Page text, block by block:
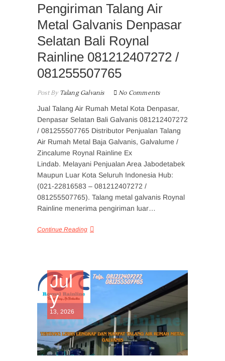
Pengiriman Talang Air
Metal Galvanis Denpasar
Selatan Bali Roynal
Rainline 081212407272 /
081255507765
Post ByTalang Galvanis No Comments
Jual Talang Air Rumah Metal Kota Denpasar,
Denpasar Selatan Bali Galvanis 081212407272
/ 081255507765 Distributor Penjualan Talang
Air Rumah Metal Baja Galvanis, Galvalume /
Zincalume Roynal Rainline Ex
Lindab. Melayani Penjualan Area Jabodetabek
Maupun Luar Kota Seluruh Indonesia Hub:
(021-22816583 – 081212407272 /
081255507765). Talang metal galvanis Roynal
Rainline menerima pengiriman luar…
Continue Reading
Jul
y
13, 2026